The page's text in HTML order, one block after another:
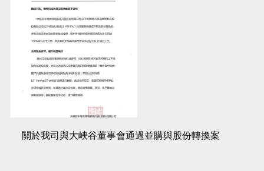
關於我司與大峽谷董事會通過並購與股份轉換案